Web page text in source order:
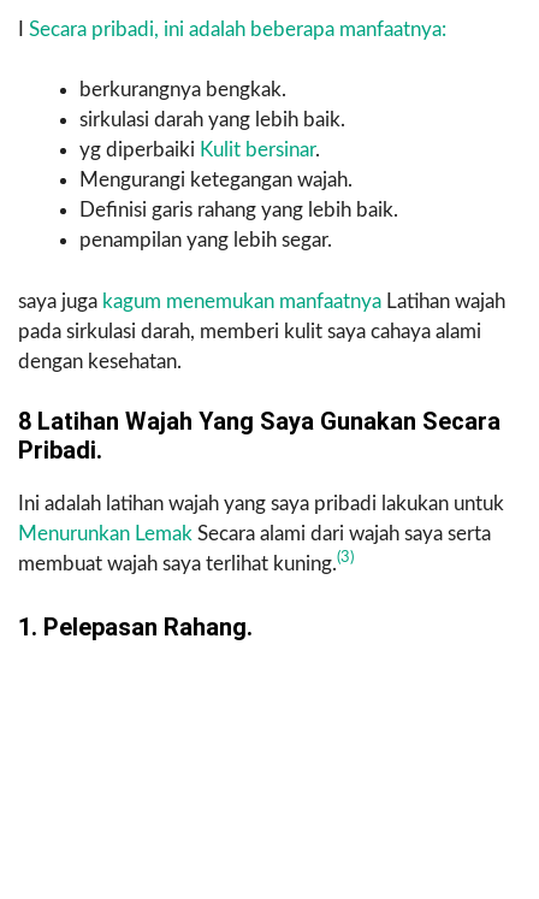
Secara pribadi, ini adalah beberapa manfaatnya:
berkurangnya bengkak.
sirkulasi darah yang lebih baik.
yg diperbaiki Kulit bersinar.
Mengurangi ketegangan wajah.
Definisi garis rahang yang lebih baik.
penampilan yang lebih segar.
saya juga kagum menemukan manfaatnya Latihan wajah
pada sirkulasi darah, memberi kulit saya cahaya alami
dengan kesehatan.
8 Latihan Wajah Yang Saya Gunakan Secara
Pribadi.
Ini adalah latihan wajah yang saya pribadi lakukan untuk
Menurunkan Lemak Secara alami dari wajah saya serta
membuat wajah saya terlihat kuning.(3)
1. Pelepasan Rahang.